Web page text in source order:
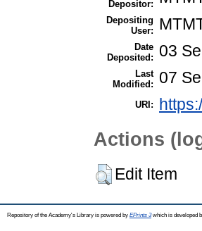
Depositor:
Depositing
User:
Date
Deposited:
03
Last
Modified:
07
URI:
Actions
Edit Item
Repository of the Academy's Library is powered by EPrints 3which is developed